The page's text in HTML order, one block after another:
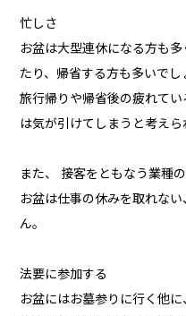
忙しさ
お盆は大型連休になる方も
たり、帰省する方も多いでし
旅行帰りや帰省後の疲れて
は気が引けてしまうと考えら
また、 接客をともなう業種
お盆は仕事の休みを取れな
ん。
法要に参加する
お盆にはお墓参りに行く他